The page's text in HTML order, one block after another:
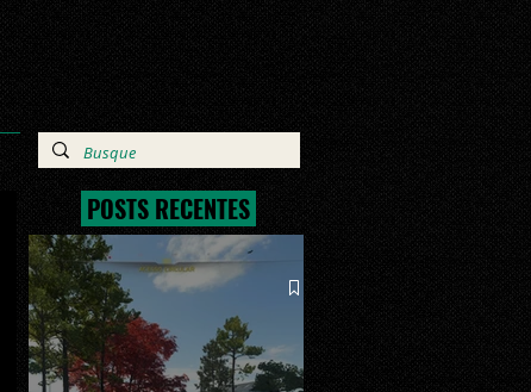
POSTS RECENTES